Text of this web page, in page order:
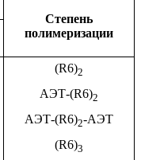
Степень
полимеризации
(R6)2
АЭТ-(R6)2
АЭТ-(R6)2-АЭТ
(R6)3